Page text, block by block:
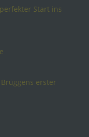
Start ins
erster